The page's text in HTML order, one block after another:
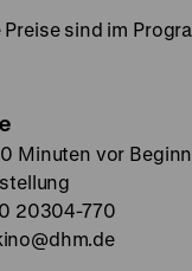
Preise sind im
Minuten vor
20304-770